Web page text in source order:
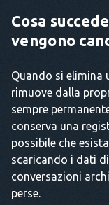
Cosa
vengono
Quando si elimina
rimuove dalla
sempre
conserva una
possibile che
scaricando i dati
conversazioni
perse.